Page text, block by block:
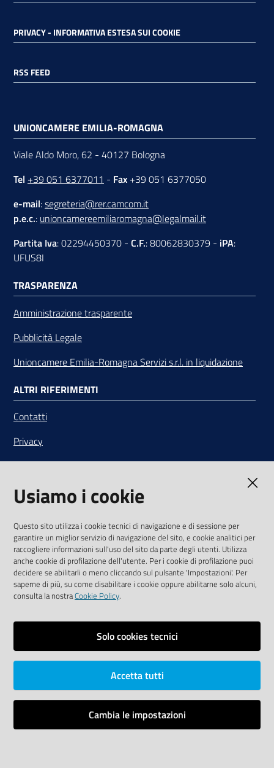
PRIVACY - INFORMATIVA ESTESA SUI COOKIE
RSS FEED
UNIONCAMERE EMILIA-ROMAGNA
Viale Aldo Moro, 62 - 40127 Bologna
Tel +39 051 6377011 - Fax +39 051 6377050
e-mail:segreteria@rer.camcom.it
p.e.c.: unioncamereemiliaromagna@legalmail.it
Partita Iva: 02294450370 - C.F.: 80062830379 - iPA:
UFUS8I
TRASPARENZA
Amministrazione trasparente
Pubblicità Legale
Unioncamere Emilia-Romagna Servizi s.r.l. in liquidazione
ALTRI RIFERIMENTI
Contatti
Privacy
Note legali
Media Policy
SEGUICI SU
YoutubeTwitterLinkedinFacebookInstagram
Vai alla pagina
Area riservata
Dichiarazione di accessibilità
Credits
Usiamo i cookie
Questo sito utilizza i cookie tecnici di navigazione e di sessione per
garantire un miglior servizio di navigazione del sito, e cookie analitici per
raccogliere informazioni sull'uso del sito da parte degli utenti. Utilizza
anche cookie di profilazione dell'utente. Per i cookie di profilazione puoi
decidere se abilitarli o meno cliccando sul pulsante 'Impostazioni'. Per
saperne di più, su come disabilitare i cookie oppure abilitarne solo alcuni,
consulta la nostraCookie Policy.
Solo cookies tecnici
Accetta tutti
Cambia le impostazioni